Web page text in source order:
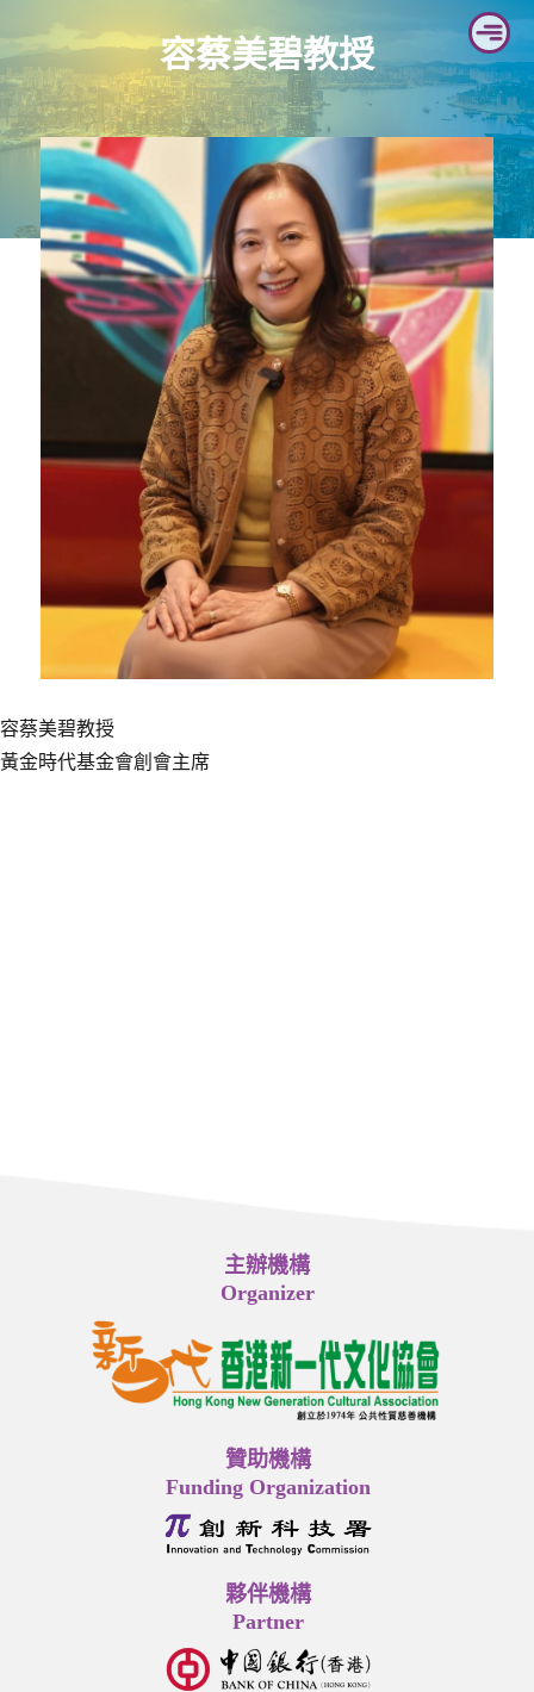
content
容蔡美碧教授
容蔡美碧教授
黃金時代基金會創會主席
主辦機構
Organizer
贊助機構
Funding Organization
夥伴機構
Partner